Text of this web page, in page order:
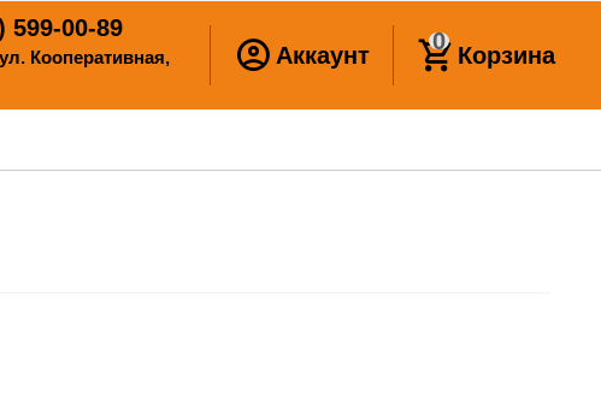
599-00-89
Кооперативная,
Аккаунт
0
Корзина